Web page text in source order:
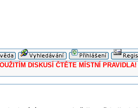
DISKUSÍ ČTĚTE MÍSTNÍ PRAVIDLA!